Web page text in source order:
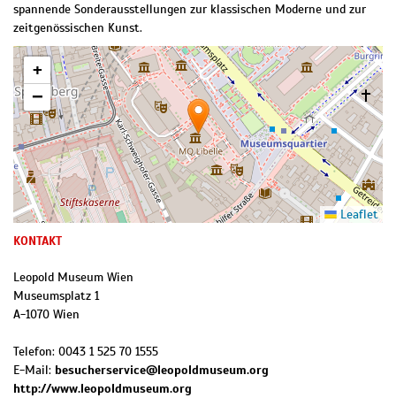
spannende Sonderausstellungen zur klassischen Moderne und zur
zeitgenössischen Kunst.
+
−
Leaflet
KONTAKT
Leopold Museum Wien
Museumsplatz 1
A-1070 Wien
Telefon: 0043 1 525 70 1555
E-Mail: besucherservice@leopoldmuseum.org
http://www.leopoldmuseum.org